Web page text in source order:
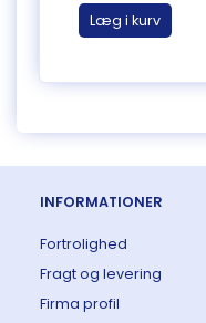
Læg i kurv
INFORMATIONER
Fortrolighed
Fragt og levering
Firma profil